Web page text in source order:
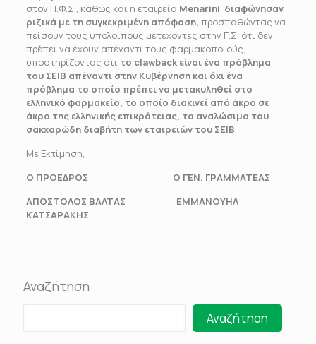
στον Π.Φ.Σ., καθώς και η εταιρεία Menarini, διαφώνησαν
ριζικά με τη συγκεκριμένη απόφαση, προσπαθώντας να
πείσουν τους υπολοίπους μετέχοντες στην Γ.Σ. ότι δεν
πρέπει να έχουν απέναντι τους φαρμακοποιούς,
υποστηρίζοντας ότι το clawbackείναι ένα πρόβλημα
του ΣΕΙΒ απέναντι στην Κυβέρνηση και όχι ένα
πρόβλημα το οποίο πρέπει να μετακυληθεί στο
ελληνικό φαρμακείο, το οποίο διακινεί από άκρο σε
άκρο της ελληνικής επικράτειας, τα αναλώσιμα του
σακχαρώδη διαβήτη των εταιρειών του ΣΕΙΒ.
Με Εκτίμηση,
Ο ΠΡΟΕΔΡΟΣ Ο ΓΕΝ. ΓΡΑΜΜΑΤΕΑΣ
ΑΠΟΣΤΟΛΟΣ ΒΑΛΤΑΣ ΕΜΜΑΝΟΥΗΛ
ΚΑΤΣΑΡΑΚΗΣ
Αναζήτηση
Αναζήτηση